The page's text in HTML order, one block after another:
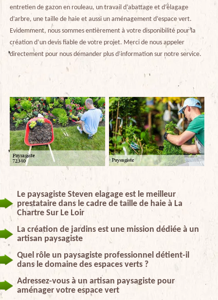
entretien de gazon en rouleau, un travail d’abattage et d’élagage
d’arbre, une taille de haie et aussi un aménagement d’espace vert.
Evidemment, nous sommes entièrement à votre disponibilité pour la
création d’un devis fiable de votre projet. Merci de nous appeler
directement pour nous demander plus d’information sur notre service.
Le paysagiste Steven elagage est le meilleur
prestataire dans le cadre de taille de haie à La
Chartre Sur Le Loir
La création de jardins est une mission dédiée à un
artisan paysagiste
Quel rôle un paysagiste professionnel détient-il
dans le domaine des espaces verts ?
Adressez-vous à un artisan paysagiste pour
aménager votre espace vert